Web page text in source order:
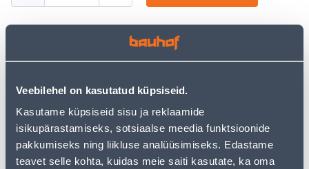
Veebilehel on kasutatud küpsiseid.
Kasutame küpsiseid sisu ja reklaamide
isikupärastamiseks, sotsiaalse meedia funktsioonide
pakkumiseks ning liikluse analüüsimiseks. Edastame
teavet selle kohta, kuidas meie saiti kasutate, ka oma
Vaata saadavust
• 14-päevane tagastusõigus.
Eeldatav kojuvedu 4,99 € al. 2-5 tööpäeva